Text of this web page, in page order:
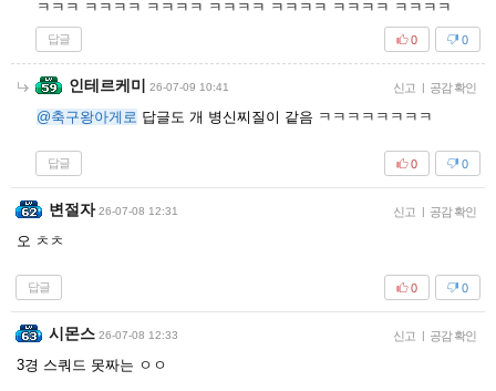
ㅋㅋㅋ ㅋㅋㅋㅋ ㅋㅋㅋㅋ ㅋㅋㅋㅋ ㅋㅋㅋㅋ ㅋㅋㅋㅋ ㅋㅋㅋㅋ
답글 0
0
인테르케미 26-07-09 10:41 신고 공감 확인
@축구왕아게로 답글도 개 병신찌질이 같음 ㅋㅋㅋㅋㅋㅋㅋㅋ
답글 0
0
변절자 26-07-08 12:31 신고 공감 확인
오 ㅊㅊ
답글 0
0
시몬스 26-07-08 12:33 신고 공감 확인
3경 스쿼드 못짜는 ㅇㅇ